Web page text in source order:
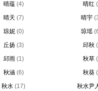
晴蕴 (4) 晴红
晴天 (7) 晴宇
琼妮 (0) 琼瑶
丘扬 (3) 邱秋
邱雨 (1) 秋草
秋涵 (6) 秋葵
秋水 (17)
秋水尹